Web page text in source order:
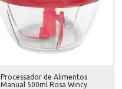
Processador de Alimentos
Manual 500ml Rosa Wincy